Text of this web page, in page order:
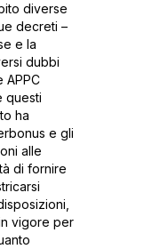
diverse
decreti –
e la
dubbi
APPC
questi
ha
e gli
alle
di fornire
vigore per